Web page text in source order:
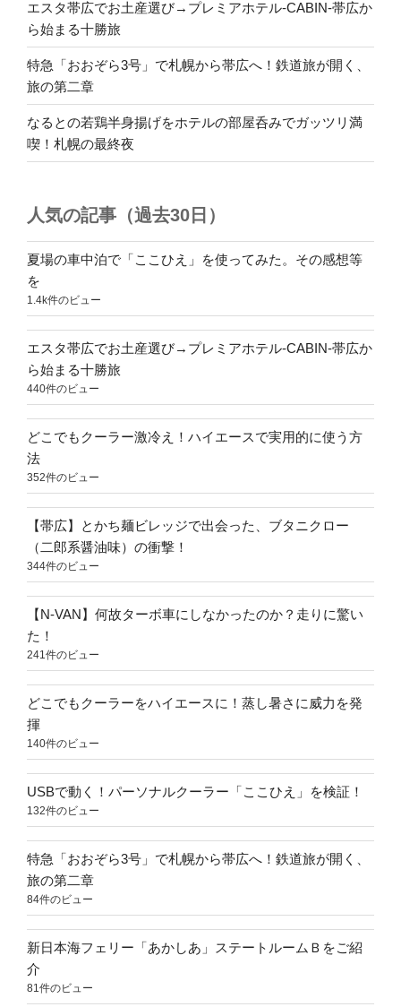
エスタ帯広でお土産選び→プレミアホテル-CABIN-帯広か
ら始まる十勝旅
特急「おおぞら3号」で札幌から帯広へ！鉄道旅が開く、
旅の第二章
なるとの若鶏半身揚げをホテルの部屋呑みでガッツリ満
喫！札幌の最終夜
人気の記事（過去30日）
夏場の車中泊で「ここひえ」を使ってみた。その感想等
を
1.4k件のビュー
エスタ帯広でお土産選び→プレミアホテル-CABIN-帯広か
ら始まる十勝旅
440件のビュー
どこでもクーラー激冷え！ハイエースで実用的に使う方
法
352件のビュー
【帯広】とかち麺ビレッジで出会った、ブタニクロー
（二郎系醤油味）の衝撃！
344件のビュー
【N-VAN】何故ターボ車にしなかったのか？走りに驚い
た！
241件のビュー
どこでもクーラーをハイエースに！蒸し暑さに威力を発
揮
140件のビュー
USBで動く！パーソナルクーラー「ここひえ」を検証！
132件のビュー
特急「おおぞら3号」で札幌から帯広へ！鉄道旅が開く、
旅の第二章
84件のビュー
新日本海フェリー「あかしあ」ステートルームＢをご紹
介
81件のビュー